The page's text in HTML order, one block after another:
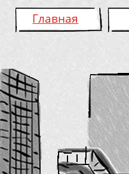
Главная